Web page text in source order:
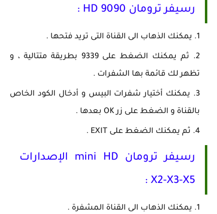
رسيفر ترومان 9090 HD :
يمكنك الذهاب الى القناة التى تريد فتحها .
ثم يمكنك الضغط على 9339 بطريقة متتالية ، و
تظهر لك قائمة بها الشفرات .
يمكنك أختيار شفرات البيس و أدخال الكود الخاص
بالقناة و الضغط على زر OK بعدها .
ثم يمكنك الضغط على EXIT .
رسيفر ترومان mini HD الإصدارات
X2-X3-X5 :
يمكنك الذهاب الى القناة المشفرة .